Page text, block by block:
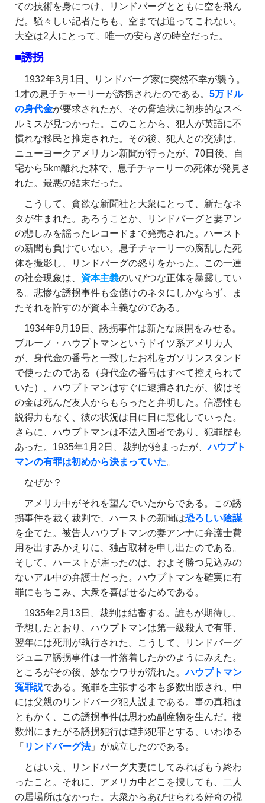
ての技術を身につけ、リンドバーグとともに空を飛ん
だ。騒々しい記者たちも、空までは追ってこれない。
大空は2人にとって、唯一の安らぎの時空だった。
■誘拐
1932年3月1日、リンドバーグ家に突然不幸が襲う。
1才の息子チャーリーが誘拐されたのである。 5万ドル
の身代金が要求されたが、その脅迫状に初歩的なスペ
ルミスが見つかった。このことから、犯人が英語に不
慣れな移民と推定された。その後、犯人との交渉は、
ニューヨークアメリカン新聞が行ったが、70日後、自
宅から5km離れた林で、息子チャーリーの死体が発見さ
れた。最悪の結末だった。
こうして、貪欲な新聞社と大衆にとって、新たなネ
タが生まれた。あろうことか、リンドバーグと妻アン
の悲しみを謡ったレコードまで発売された。ハースト
の新聞も負けていない。息子チャーリーの腐乱した死
体を撮影し、リンドバーグの怒りをかった。この一連
の社会現象は、 資本主義のいびつな正体を暴露してい
る。悲惨な誘拐事件も金儲けのネタにしかならず、ま
たそれを許すのが資本主義なのである。
1934年9月19日、誘拐事件は新たな展開をみせる。
ブルーノ・ハウプトマンというドイツ系アメリカ人
が、身代金の番号と一致したお札をガソリンスタンド
で使ったのである（身代金の番号はすべて控えられて
いた）。ハウプトマンはすぐに逮捕されたが、彼はそ
の金は死んだ友人からもらったと弁明した。信憑性も
説得力もなく、彼の状況は日に日に悪化していった。
さらに、ハウプトマンは不法入国者であり、犯罪歴も
あった。1935年1月2日、裁判が始まったが、ハウプト
マンの有罪は初めから決まっていた。
なぜか？
アメリカ中がそれを望んでいたからである。この誘
拐事件を裁く裁判で、ハーストの新聞は恐ろしい陰謀
を企てた。被告人ハウプトマンの妻アンナに弁護士費
用を出すみかえりに、独占取材を申し出たのである。
そして、ハーストが雇ったのは、およそ勝つ見込みの
ないアル中の弁護士だった。ハウプトマンを確実に有
罪にもちこみ、大衆を喜ばせるためである。
1935年2月13日、裁判は結審する。誰もが期待し、
予想したとおり、ハウプトマンは第一級殺人で有罪、
翌年には死刑が執行された。こうして、リンドバーグ
ジュニア誘拐事件は一件落着したかのようにみえた。
ところがその後、妙なウワサが流れた。ハウプトマン
冤罪説である。冤罪を主張する本も多数出版され、中
には父親のリンドバーグ犯人説まである。事の真相は
ともかく、この誘拐事件は思わぬ副産物を生んだ。複
数州にまたがる誘拐犯行は連邦犯罪とする、いわゆる
「 リンドバーグ法」が成立したのである。
とはいえ、リンドバーグ夫妻にしてみればもう終わ
ったこと。それに、アメリカ中どこを捜しても、二人
の居場所はなかった。大衆からあびせられる好奇の視